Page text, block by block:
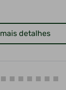
mais detalhes